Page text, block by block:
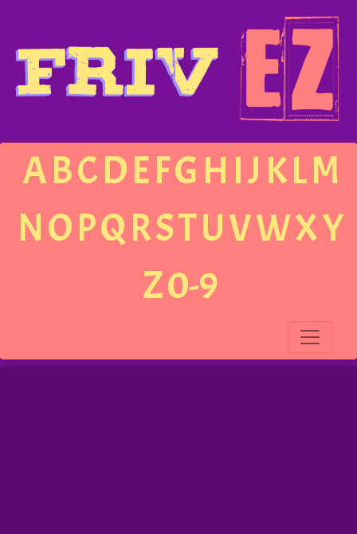
ABCDEFGH IJ KLM
NOPQRSTUVWXY
Z0-9